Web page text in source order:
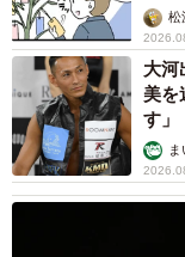
屈託ない笑顔で子ども
松
大
美を
す」